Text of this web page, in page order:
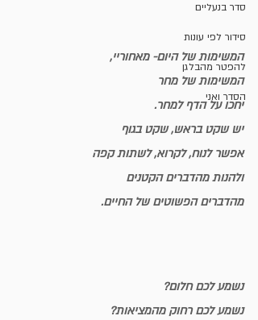
סדר בנעליים
סידור לפי עונות
להפטר מהבלגן
הסדר ואני
המשימות של היום- מאחוריי,
המשימות של מחר
יחכו על הדף למחר.
יש שקט בראש, שקט בגוף
אפשר לנוח, לקרוא, לשתות קפה
ולהנות מהדברים הקטנים
מהדברים הפשוטים של החיים.
נשמע לכם חלום?
נשמע לכם רחוק מהמציאות?